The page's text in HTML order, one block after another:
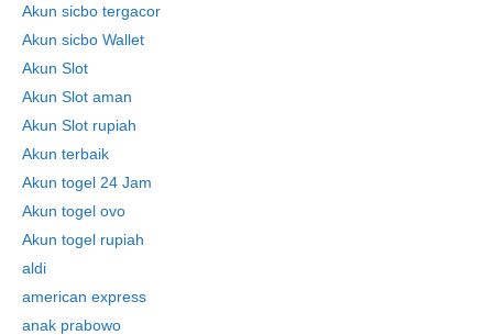
Akun sicbo tergacor
Akun sicbo Wallet
Akun Slot
Akun Slot aman
Akun Slot rupiah
Akun terbaik
Akun togel 24 Jam
Akun togel ovo
Akun togel rupiah
aldi
american express
anak prabowo